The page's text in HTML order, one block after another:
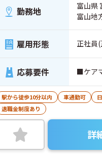
勤務地
富山県
富山地
雇用形態 正社員
応募要件 ■ケア
駅から徒歩10分以内 車通勤可
退職金制度あり
詳